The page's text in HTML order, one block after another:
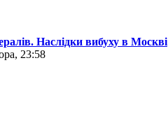
Наслідки вибуху в Москві
23:58